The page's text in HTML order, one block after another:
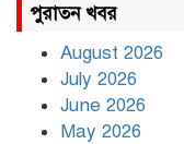
পুরাতন খবর
August 2026
July 2026
June 2026
May 2026